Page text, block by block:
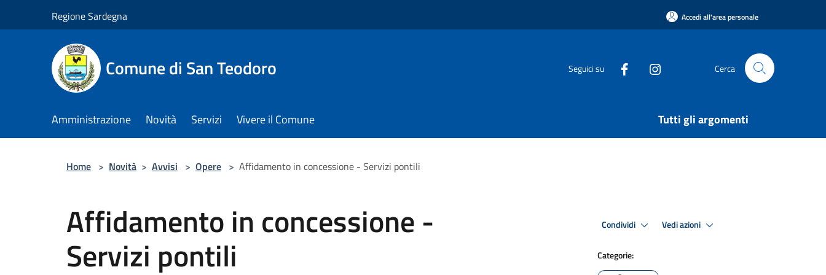
Regione Sardegna Accedi all'area personale
Comune di San Teodoro Seguici su Cerca
Amministrazione Novità Servizi Vivere il Comune Tutti gli argomenti
Home > Novità > Avvisi > Opere > Affidamento in concessione - Servizi pontili
Affidamento in concessione -
Servizi pontili
Condividi Vedi azioni
Categorie: